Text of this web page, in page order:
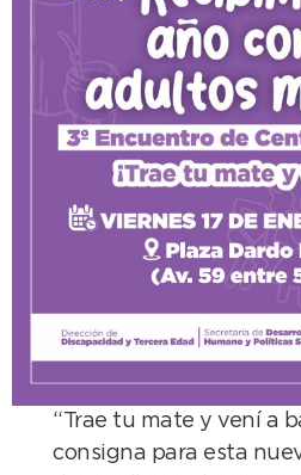
“Trae tu mate y vení a
consigna para esta